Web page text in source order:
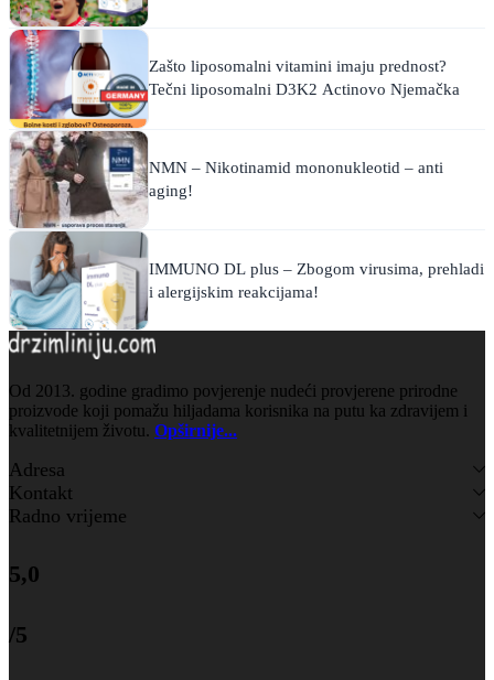
Zašto liposomalni vitamini imaju prednost?
Tečni liposomalni D3K2 Actinovo Njemačka
NMN – Nikotinamid mononukleotid – anti
aging!
IMMUNO DL plus – Zbogom virusima, prehladi
i alergijskim reakcijama!
Od 2013. godine gradimo povjerenje nudeći provjerene prirodne
proizvode koji pomažu hiljadama korisnika na putu ka zdravijem i
kvalitetnijem životu. Opširnije...
Adresa
Kontakt
Radno vrijeme
5,0
/5